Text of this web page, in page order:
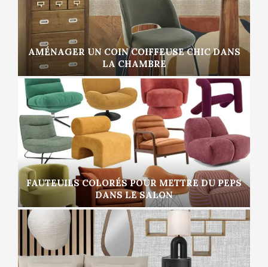
AMÉNAGER UN COIN COIFFEUSE CHIC DANS
LA CHAMBRE
FAUTEUILS COLORÉS POUR METTRE DU PEPS
DANS LE SALON